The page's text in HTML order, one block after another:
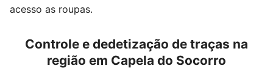
acesso as roupas.
Controle e dedetização de traças na
região em Capela do Socorro